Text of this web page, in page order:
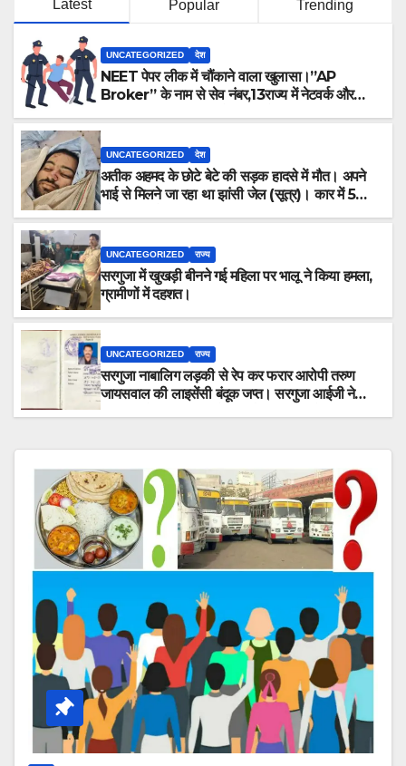
Latest Popular Trending
UNCATEGORIZED देश
NEET पेपर लीक में चौंकाने वाला खुलासा।”AP
Broker” के नाम से सेव नंबर,13राज्य में नेटवर्क और
UNCATEGORIZED देश
अतीक अहमद के छोटे बेटे की सड़क हादसे में मौत। अपने
भाई से मिलने जा रहा था झांसी जेल (सूत्र)। कार में 5
UNCATEGORIZED राज्य
सरगुजा में खुखड़ी बीनने गई महिला पर भालू ने किया हमला,
ग्रामीणों में दहशत।
UNCATEGORIZED राज्य
सरगुजा नाबालिग लड़की से रेप कर फरार आरोपी तरुण
जायसवाल की लाइसेंसी बंदूक जप्त। सरगुजा आईजी ने